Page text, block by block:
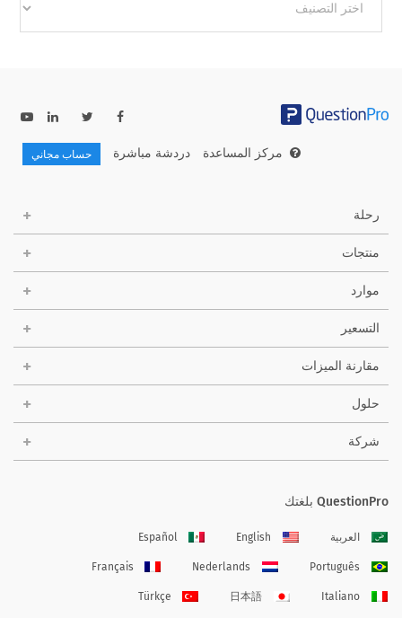
أخرى
مركز المساعدة دردشة مباشرة حساب مجاني
رحلة
منتجات
موارد
التسعير
مقارنة الميزات
حلول
شركة
QuestionPro بلغتك
العربية English
Español
Português
Nederlands
Français
Italiano
日本語
Türkçe